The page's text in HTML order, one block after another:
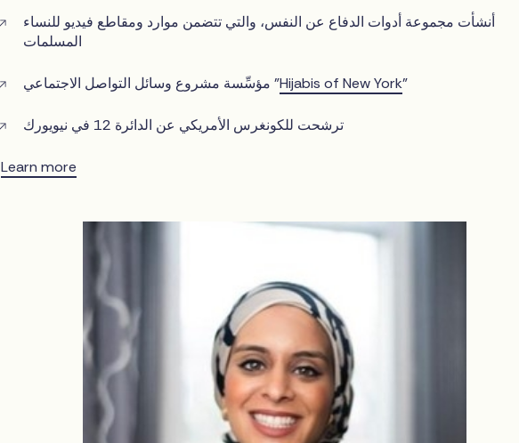
أنشأت مجموعة أدوات الدفاع عن النفس، والتي تتضمن موارد ومقاطع فيديو للنساء
المسلمات
مؤسِّسة مشروع وسائل التواصل الاجتماعي "Hijabis of New York"
ترشحت للكونغرس الأمريكي عن الدائرة 12 في نيويورك
Learn more